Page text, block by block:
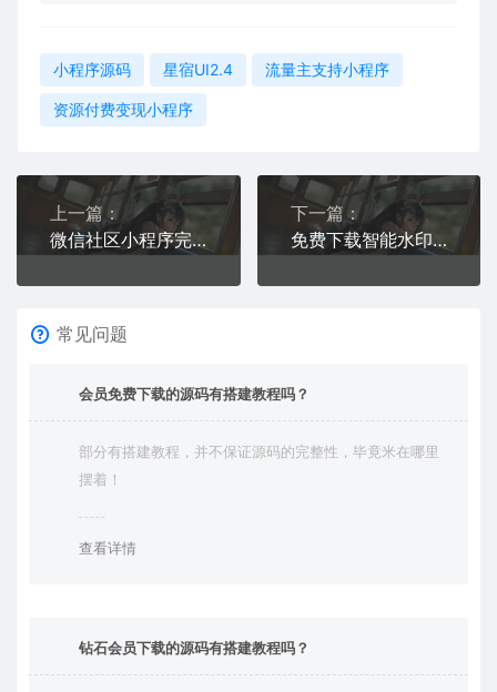
小程序源码 星宿UI2.4 流量主支持小程序
资源付费变现小程序
上一篇：
微信社区小程序完整搭建教程 + 后台管理指南【附源码与部署步骤】
下一篇：
免费下载智能水印相机微信小程序源码｜操作简单功能强大
常见问题
会员免费下载的源码有搭建教程吗？
部分有搭建教程，并不保证源码的完整性，毕竟米在哪里
摆着！
查看详情
钻石会员下载的源码有搭建教程吗？